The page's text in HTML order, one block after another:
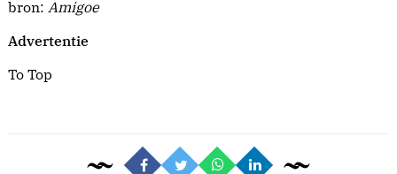
bron: Amigoe
Advertentie
To Top